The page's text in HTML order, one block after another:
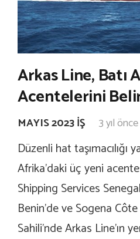
Arkas Line, Batı
Acentelerini
MAYIS 2023 İŞ 3 yıl önce
Düzenli hat taşımacılığı
Afrika’daki üç yeni
Shipping Services
Benin’de ve Sogena
Sahili’nde Arkas Line’ın